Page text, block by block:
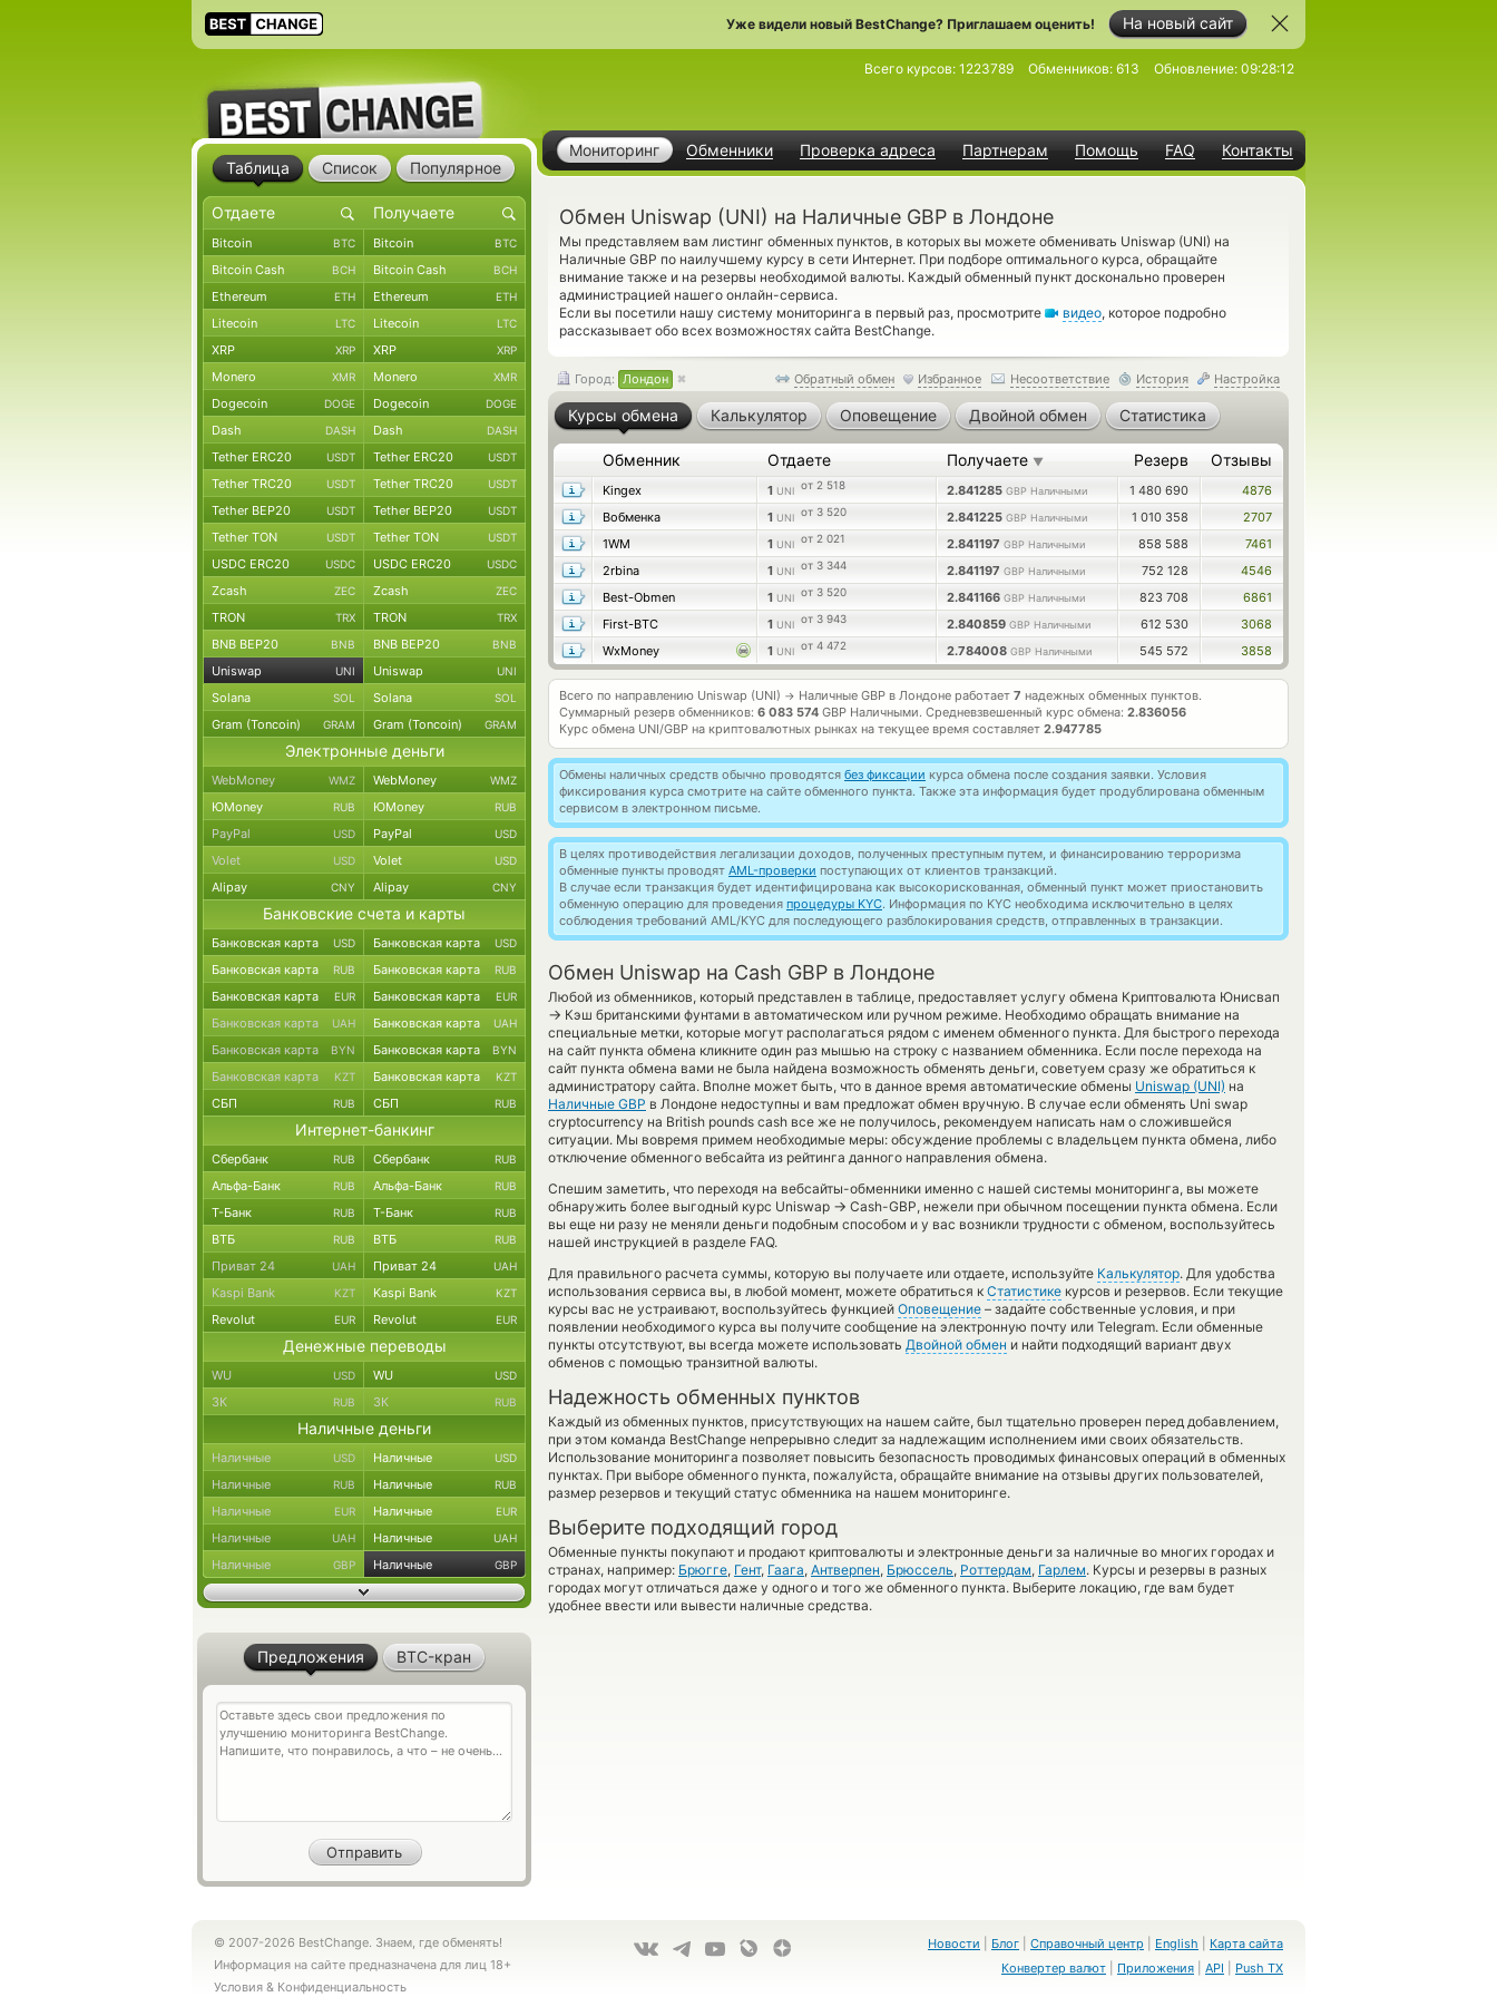
На новый сайт
Уже видели новый BestChange? Приглашаем оценить!
Мониторинг Обменники Проверка адреса Партнерам Помощь FAQ Контакты
Всего курсов: 1223789 Обменников: 613 Обновление: 09:28:12
Обмен Uniswap (UNI) на Наличные GBP в Лондоне
Мы представляем вам листинг обменных пунктов, в которых вы можете обменивать Uniswap (UNI) на
Наличные GBP по наилучшему курсу в сети Интернет. При подборе оптимального курса, обращайте
внимание также и на резервы необходимой валюты. Каждый обменный пункт досконально проверен
администрацией нашего онлайн-сервиса.
Если вы посетили нашу систему мониторинга в первый раз, просмотрите
видео, которое подробно
рассказывает обо всех возможностях сайта BestChange.
Обратный обмен Избранное Несоответствие История Настройка
Город: Лондон
Курсы обмена Калькулятор Оповещение Двойной обмен Статистика
Обменник Отдаете Получаете ▼ Резерв Отзывы
Kingex 1 UNI от 2 518 2.841285 GBP Наличными 1 480 690
4876
Вобменка
1 UNI от 3 520 2.841225 GBP Наличными 1 010 358
2707
1WM
1 UNI от 2 021 2.841197 GBP Наличными 858 588
7461
2rbina
1 UNI от 3 344 2.841197 GBP Наличными 752 128
4546
Best-Obmen
1 UNI от 3 520 2.841166 GBP Наличными 823 708
6861
First-BTC
1 UNI от 3 943 2.840859 GBP Наличными 612 530
3068
WxMoney
1 UNI от 4 472 2.784008 GBP Наличными 545 572 3858
Всего по направлению Uniswap (UNI) → Наличные GBP в Лондоне работает 7 надежных обменных пунктов.
Суммарный резерв обменников: 6 083 574 GBP Наличными. Средневзвешенный курс обмена: 2.836056
Курс обмена UNI/GBP на криптовалютных рынках на текущее время составляет 2.947785
Обмены наличных средств обычно проводятся без фиксации курса обмена после создания заявки. Условия
фиксирования курса смотрите на сайте обменного пункта. Также эта информация будет продублирована обменным
сервисом в электронном письме.
В целях противодействия легализации доходов, полученных преступным путем, и финансированию терроризма
обменные пункты проводят AML-проверки поступающих от клиентов транзакций.
В случае если транзакция будет идентифицирована как высокорискованная, обменный пункт может приостановить
обменную операцию для проведения процедуры KYC. Информация по KYC необходима исключительно в целях
соблюдения требований AML/KYC для последующего разблокирования средств, отправленных в транзакции.
Обмен Uniswap на Cash GBP в Лондоне
Любой из обменников, который представлен в таблице, предоставляет услугу обмена Криптовалюта Юнисвап
→ Кэш британскими фунтами в автоматическом или ручном режиме. Необходимо обращать внимание на
специальные метки, которые могут располагаться рядом с именем обменного пункта. Для быстрого перехода
на сайт пункта обмена кликните один раз мышью на строку с названием обменника. Если после перехода на
сайт пункта обмена вами не была найдена возможность обменять деньги, советуем сразу же обратиться к
администратору сайта. Вполне может быть, что в данное время автоматические обмены Uniswap (UNI) на
Наличные GBP в Лондоне недоступны и вам предложат обмен вручную. В случае если обменять Uni swap
cryptocurrency на British pounds cash все же не получилось, рекомендуем написать нам о сложившейся
ситуации. Мы вовремя примем необходимые меры: обсуждение проблемы с владельцем пункта обмена, либо
отключение обменного вебсайта из рейтинга данного направления обмена.
Спешим заметить, что переходя на вебсайты-обменники именно с нашей системы мониторинга, вы можете
обнаружить более выгодный курс Uniswap → Cash-GBP, нежели при обычном посещении пункта обмена. Если
вы еще ни разу не меняли деньги подобным способом и у вас возникли трудности с обменом, воспользуйтесь
нашей инструкцией в разделе FAQ.
Для правильного расчета суммы, которую вы получаете или отдаете, используйте Калькулятор. Для удобства
использования сервиса вы, в любой момент, можете обратиться к Статистике курсов и резервов. Если текущие
курсы вас не устраивают, воспользуйтесь функцией Оповещение – задайте собственные условия, и при
появлении необходимого курса вы получите сообщение на электронную почту или Telegram. Если обменные
пункты отсутствуют, вы всегда можете использовать Двойной обмен и найти подходящий вариант двух
обменов с помощью транзитной валюты.
Надежность обменных пунктов
Каждый из обменных пунктов, присутствующих на нашем сайте, был тщательно проверен перед добавлением,
при этом команда BestChange непрерывно следит за надлежащим исполнением ими своих обязательств.
Использование мониторинга позволяет повысить безопасность проводимых финансовых операций в обменных
пунктах. При выборе обменного пункта, пожалуйста, обращайте внимание на отзывы других пользователей,
размер резервов и текущий статус обменника на нашем мониторинге.
Выберите подходящий город
Обменные пункты покупают и продают криптовалюты и электронные деньги за наличные во многих городах и
странах, например: Брюгге, Гент, Гаага, Антверпен, Брюссель, Роттердам, Гарлем. Курсы и резервы в разных
городах могут отличаться даже у одного и того же обменного пункта. Выберите локацию, где вам будет
удобнее ввести или вывести наличные средства.
Таблица Список Популярное
Bitcoin BTC Bitcoin BTC
Bitcoin Cash BCH Bitcoin Cash BCH
Ethereum ETH Ethereum ETH
Litecoin LTC Litecoin LTC
XRP XRP XRP XRP
Monero XMR Monero XMR
Dogecoin DOGE Dogecoin DOGE
Dash DASH Dash DASH
Tether ERC20 USDT Tether ERC20 USDT
Tether TRC20 USDT Tether TRC20 USDT
Tether BEP20 USDT Tether BEP20 USDT
Tether TON USDT Tether TON USDT
USDC ERC20 USDC USDC ERC20 USDC
Zcash ZEC Zcash ZEC
TRON TRX TRON TRX
BNB BEP20 BNB BNB BEP20 BNB
Uniswap UNI Uniswap UNI
Solana SOL Solana SOL
Gram (Toncoin) GRAM Gram (Toncoin) GRAM
Электронные деньги
WebMoney WMZ WebMoney WMZ
ЮMoney RUB ЮMoney RUB
PayPal USD PayPal USD
Volet USD Volet USD
Alipay CNY Alipay CNY
Банковские счета и карты
Банковская карта USD Банковская карта USD
Банковская карта RUB Банковская карта RUB
Банковская карта EUR Банковская карта EUR
Банковская карта UAH Банковская карта UAH
Банковская карта BYN Банковская карта BYN
Банковская карта KZT Банковская карта KZT
СБП RUB СБП RUB
Интернет-банкинг
Сбербанк RUB Сбербанк RUB
Альфа-Банк RUB Альфа-Банк RUB
Т-Банк RUB Т-Банк RUB
ВТБ RUB ВТБ RUB
Приват 24 UAH Приват 24 UAH
Kaspi Bank KZT Kaspi Bank KZT
Revolut EUR Revolut EUR
Денежные переводы
WU USD WU USD
ЗК RUB ЗК RUB
Наличные деньги
Наличные USD Наличные USD
Наличные RUB Наличные RUB
Наличные EUR Наличные EUR
Наличные UAH Наличные UAH
Наличные GBP Наличные GBP
Предложения BTC-кран
© 2007-2026 BestChange. Знаем, где обменять!
Информация на сайте предназначена для лиц 18+
Условия & Конфиденциальность
Новости Блог Справочный центр English
Карта сайта
Конвертер валют
Приложения API Push TX